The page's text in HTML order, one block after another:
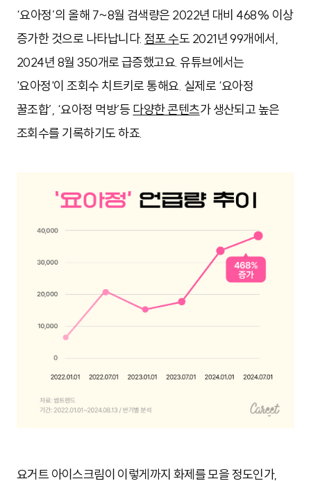
‘요아정’의 올해 7~8월 검색량은 2022년 대비 468% 이상
증가한 것으로 나타납니다. 점포 수도 2021년 99개에서,
2024년 8월 350개로 급증했고요. 유튜브에서는
'요아정'이 조회수 치트키로 통해요. 실제로 ‘요아정
꿀조합’, ‘요아정 먹방’등 다양한 콘텐츠가 생산되고 높은
조회수를 기록하기도 하죠.
요거트 아이스크림이 이렇게까지 화제를 모을 정도인가,